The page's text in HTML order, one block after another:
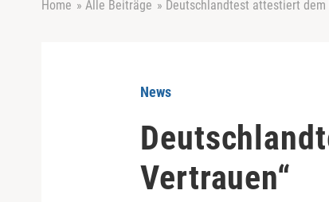
Home » Alle Beiträge » Deutschlandtest attestiert dem
News
Vertrauen“